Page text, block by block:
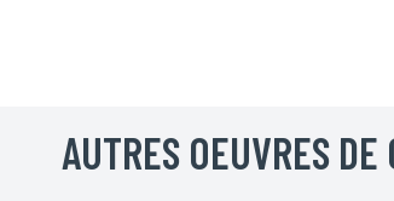
AUTRES OEUVRES